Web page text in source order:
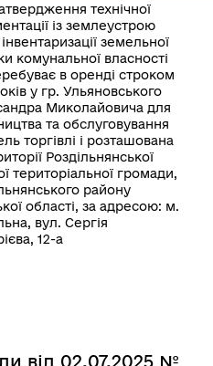
технічної
із землеустрою
земельної
комунальної власності
в оренді строком
у гр. Ульяновського
Миколайовича для
та обслуговування
торгівлі і розташована
Роздільнянської
територіальної громади,
району
області, за адресою: м.
вул. Сергія
12-а
від 02.07.2025 №